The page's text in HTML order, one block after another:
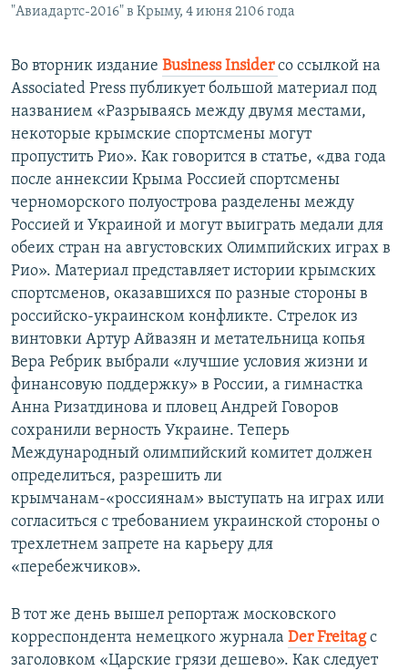
"Авиадартс-2016" в Крыму, 4 июня 2106 года
Во вторник издание Business Insider со ссылкой на
Associated Press публикует большой материал под
названием «Разрываясь между двумя местами,
некоторые крымские спортсмены могут
пропустить Рио». Как говорится в статье, «два года
после аннексии Крыма Россией спортсмены
черноморского полуострова разделены между
Россией и Украиной и могут выиграть медали для
обеих стран на августовских Олимпийских играх в
Рио». Материал представляет истории крымских
спортсменов, оказавшихся по разные стороны в
российско-украинском конфликте. Стрелок из
винтовки Артур Айвазян и метательница копья
Вера Ребрик выбрали «лучшие условия жизни и
финансовую поддержку» в России, а гимнастка
Анна Ризатдинова и пловец Андрей Говоров
сохранили верность Украине. Теперь
Международный олимпийский комитет должен
определиться, разрешить ли
крымчанам-«россиянам» выступать на играх или
согласиться с требованием украинской стороны о
трехлетнем запрете на карьеру для
«перебежчиков».
В тот же день вышел репортаж московского
корреспондента немецкого журнала Der Freitagс
заголовком «Царские грязи дешево». Как следует